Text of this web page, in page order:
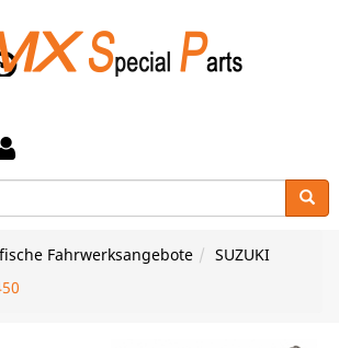
Fahrwerksangebote
SUZUKI